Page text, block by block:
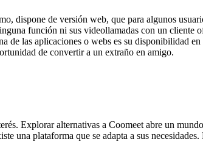
dispone de versión web, que para algunos
función ni sus videollamadas con un cliente
las aplicaciones o webs es su disponibilidad
de convertir a un extraño en amigo.
Explorar alternativas a Coomeet abre un
una plataforma que se adapta a sus